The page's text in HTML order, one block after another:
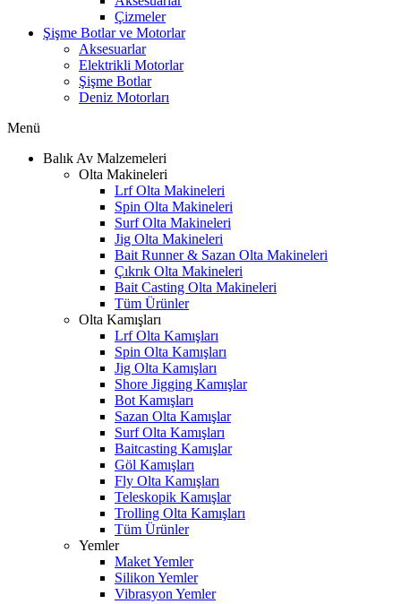
Çizmeler
Şişme Botlar ve Motorlar
Aksesuarlar
Elektrikli Motorlar
Şişme Botlar
Deniz Motorları
Menü
Balık Av Malzemeleri
Olta Makineleri
Lrf Olta Makineleri
Spin Olta Makineleri
Surf Olta Makineleri
Jig Olta Makineleri
Bait Runner & Sazan Olta Makineleri
Çıkrık Olta Makineleri
Bait Casting Olta Makineleri
Tüm Ürünler
Olta Kamışları
Lrf Olta Kamışları
Spin Olta Kamışları
Jig Olta Kamışları
Shore Jigging Kamışlar
Bot Kamışları
Sazan Olta Kamışlar
Surf Olta Kamışları
Baitcasting Kamışlar
Göl Kamışları
Fly Olta Kamışları
Teleskopik Kamışlar
Trolling Olta Kamışları
Tüm Ürünler
Yemler
Maket Yemler
Silikon Yemler
Vibrasyon Yemler